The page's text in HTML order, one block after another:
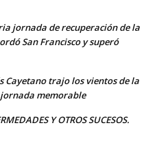
jornada de recuperación de la
San Francisco y superó
Cayetano trajo los vientos de la
memorable
Y OTROS SUCESOS.